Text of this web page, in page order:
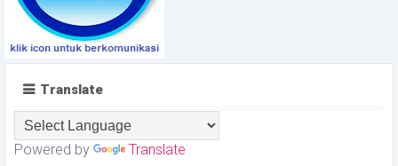
Translate
Powered by Translate